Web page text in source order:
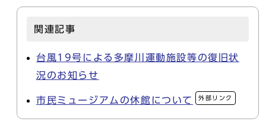
関連記事
台風19号による多摩川運動施設等の復旧状
況のお知らせ
市民ミュージアムの休館について 外部リンク